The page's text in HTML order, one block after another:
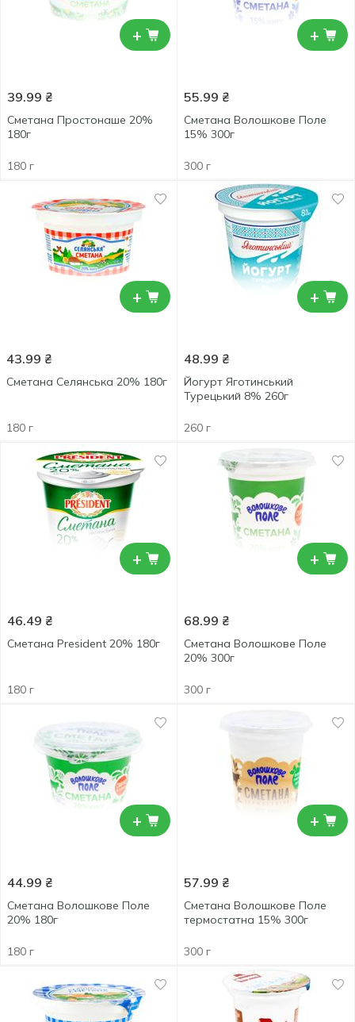
+
39.99 ₴
Сметана Простонаше 20%
180г
180 г
+
55.99 ₴
Сметана Волошкове Поле
15% 300г
300 г
+
43.99 ₴
Сметана Селянська 20% 180г
180 г
+
48.99 ₴
Йогурт Яготинський
Турецький 8% 260г
260 г
+
46.49 ₴
Сметана President 20% 180г
180 г
+
68.99 ₴
Сметана Волошкове Поле
20% 300г
300 г
+
44.99 ₴
Сметана Волошкове Поле
20% 180г
180 г
+
57.99 ₴
Сметана Волошкове Поле
термостатна 15% 300г
300 г